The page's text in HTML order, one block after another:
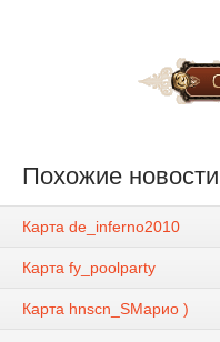
Похожие новости
Карта de_inferno2010
Карта fy_poolparty
Карта hnscn_SМарио )